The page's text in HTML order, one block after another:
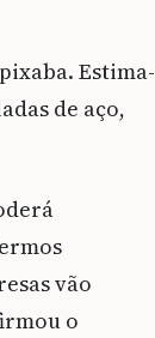
Estima-
de aço,
vão
o